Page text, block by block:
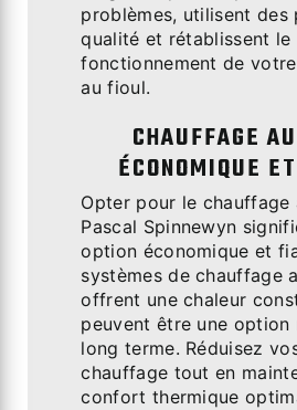
problèmes, utilisent des
qualité et rétablissent le
fonctionnement de
au fioul.
CHAUFFAGE
ÉCONOMIQUE
Opter pour le chauffage
Pascal Spinnewyn
option économique et
systèmes de chauffage
offrent une chaleur
peuvent être une option
long terme. Réduisez
chauffage tout en
confort thermique